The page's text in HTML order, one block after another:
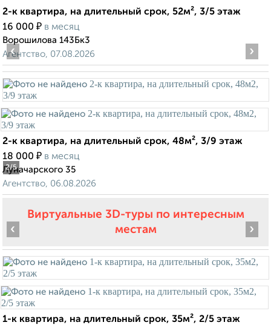
2-к квартира, на длительный срок, 52м², 3/5 этаж
16 000 ₽ в месяц
Ворошилова 143Бк3
Агентство, 07.08.2026
2/5
‹ ›
2-к квартира, на длительный срок, 48м², 3/9 этаж
18 000 ₽ в месяц
Луначарского 35
Агентство, 06.08.2026
Виртуальные 3D-туры по интересным
местам
‹ ›
1-к квартира, на длительный срок, 35м², 2/5 этаж